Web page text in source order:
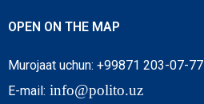
OPEN ON THE MAP
Murojaat uchun: +99871 203-07-77
E-mail: info@polito.uz